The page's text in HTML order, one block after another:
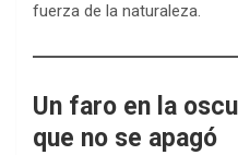
fuerza de la naturaleza.
Un faro en la
que no se apagó